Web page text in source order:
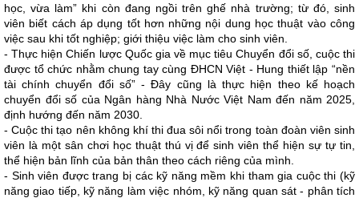
học, vừa làm” khi còn đang ngồi trên ghế nhà trường; từ đó, sinh
viên biết cách áp dụng tốt hơn những nội dung học thuật vào công
việc sau khi tốt nghiệp; giới thiệu việc làm cho sinh viên.
- Thực hiện Chiến lược Quốc gia về mục tiêu Chuyển đổi số, cuộc thi
được tổ chức nhằm chung tay cùng ĐHCN Việt - Hung thiết lập “nền
tài chính chuyển đổi số” - Đây cũng là thực hiện theo kế hoạch
chuyển đổi số của Ngân hàng Nhà Nước Việt Nam đến năm 2025,
định hướng đến năm 2030.
- Cuộc thi tạo nên không khí thi đua sôi nổi trong toàn đoàn viên sinh
viên là một sân chơi học thuật thú vị để sinh viên thể hiện sự tự tin,
thể hiện bản lĩnh của bản thân theo cách riêng của mình.
- Sinh viên được trang bị các kỹ năng mềm khi tham gia cuộc thi (kỹ
năng giao tiếp, kỹ năng làm việc nhóm, kỹ năng quan sát - phân tích